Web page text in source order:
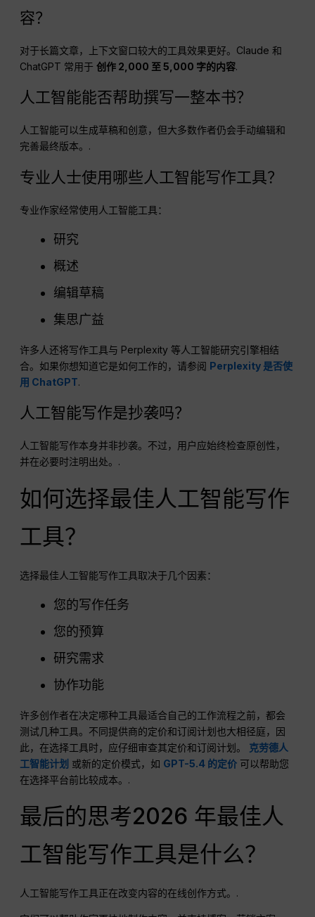
容？
对于长篇文章，上下文窗口较大的工具效果更好。Claude 和
ChatGPT 常用于创作 2,000 至 5,000 字的内容.
人工智能能否帮助撰写一整本书？
人工智能可以生成草稿和创意，但大多数作者仍会手动编辑和
完善最终版本。.
专业人士使用哪些人工智能写作工具？
专业作家经常使用人工智能工具：
研究
概述
编辑草稿
集思广益
许多人还将写作工具与 Perplexity 等人工智能研究引擎相结
合。如果你想知道它是如何工作的，请参阅 Perplexity 是否使
用 ChatGPT.
人工智能写作是抄袭吗？
人工智能写作本身并非抄袭。不过，用户应始终检查原创性，
并在必要时注明出处。.
如何选择最佳人工智能写作
工具？
选择最佳人工智能写作工具取决于几个因素：
您的写作任务
您的预算
研究需求
协作功能
许多创作者在决定哪种工具最适合自己的工作流程之前，都会
测试几种工具。不同提供商的定价和订阅计划也大相径庭，因
此，在选择工具时，应仔细审查其定价和订阅计划。 克劳德人
工智能计划 或新的定价模式，如 GPT-5.4 的定价 可以帮助您
在选择平台前比较成本。.
最后的思考2026 年最佳人
工智能写作工具是什么？
人工智能写作工具正在改变内容的在线创作方式。.